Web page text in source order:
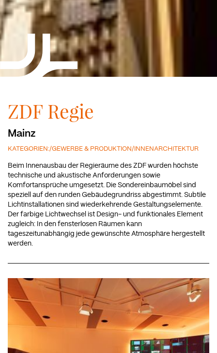
ZDF Regie
Mainz
KATEGORIEN:/GEWERBE & PRODUKTION/ INNENARCHITEKTUR
Beim Innenausbau der Regieräume des ZDF wurden höchste
technische und akustische Anforderungen sowie
Komfortansprüche umgesetzt. Die Sondereinbaumöbel sind
speziell auf den runden Gebäudegrundriss abgestimmt. Subtile
Lichtinstallationen sind wiederkehrende Gestaltungselemente.
Der farbige Lichtwechsel ist Design- und funktionales Element
zugleich: In den fensterlosen Räumen kann
tageszeitunabhängig jede gewünschte Atmosphäre hergestellt
werden.